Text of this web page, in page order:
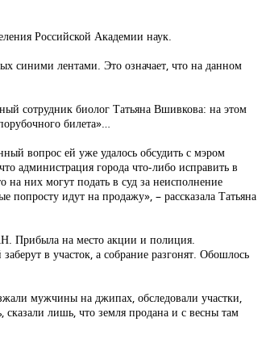
Российской Академии наук.
синими лентами. Это означает, что на данном
сотрудник биолог Татьяна Вшивкова: на этом
билета»…
вопрос ей уже удалось обсудить с мэром
администрация города что-либо исправить в
на них могут подать в суд за неисполнение
попросту идут на продажу», – рассказала Татьяна
Прибыла на место акции и полиция.
в участок, а собрание разгонят. Обошлось
мужчины на джипах, обследовали участки,
лишь, что земля продана и с весны там